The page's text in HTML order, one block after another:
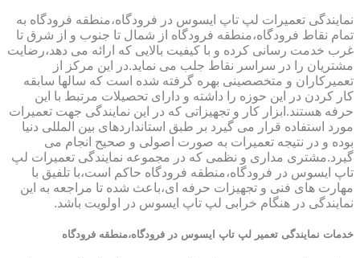
نمایندگی تعمیرات لپ تاپ ایسوس در فرودگاه،منطقه فرودگاه به
تمام نقاط فرودگاه،منطقه فرودگاه از شمال تا جنوب و از شرق تا
غرب خدمت رسانی کرده و با کیفیت بالایی که ارائه می دهد،رضایت
مشتریان را در سراسر نقاط جلب می نماید.در این مرکز از
تعمیرکاران و متخصصینی بهره گرفته شده است که سالها سابقه
کار کردن در این حوزه را داشته و دارای تحصیلات مرتبط با این
حرفه هستند.ابزار کار و تجهیزاتی که در این نمایندگی جهت تعمیرات
مورد استفاده قرار می گیرد بر طبق استانداردهای بین المللی دنیا
بوده و در نتیجه تعمیرات به صورت اصولی و صحیح انجام می
گیرد.مشتری مداری و نظمی که در مجموعه نمایندگی تعمیرات لپ
تاپ ایسوس در فرودگاه،منطقه فرودگاه حاکم است،با تلفیق با
مهارت های فنی و تجهیزات حرفه ای،باعث شده تا مراجعه به این
نمایندگی در هنگام خرابی لپ تاپ ایسوس در اولویت باشد.
خدمات نمایندگی تعمیر لپ تاپ ایسوس در فرودگاه،منطقه فرودگاه